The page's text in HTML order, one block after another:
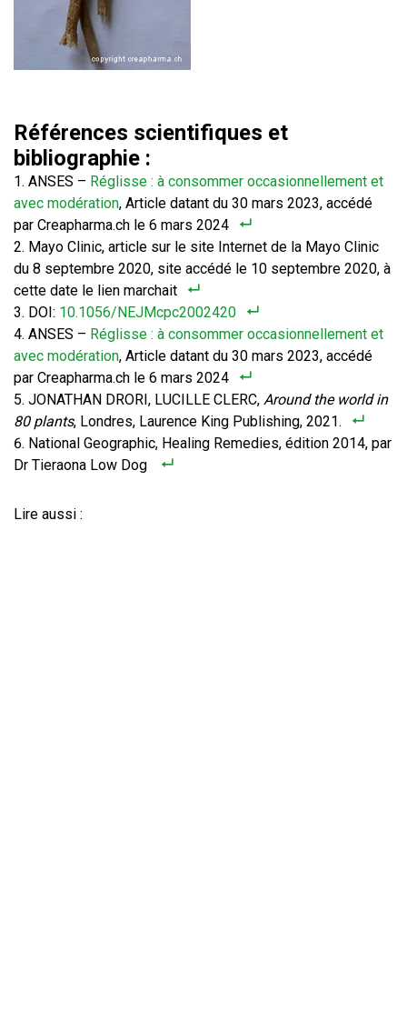
Références scientifiques et
bibliographie :
ANSES – Réglisse : à consommer occasionnellement et
avec modération, Article datant du 30 mars 2023, accédé
par Creapharma.ch le 6 mars 2024
Mayo Clinic, article sur le site Internet de la Mayo Clinic
du 8 septembre 2020, site accédé le 10 septembre 2020, à
cette date le lien marchait
DOI: 10.1056/NEJMcpc2002420
ANSES – Réglisse : à consommer occasionnellement et
avec modération, Article datant du 30 mars 2023, accédé
par Creapharma.ch le 6 mars 2024
JONATHAN DRORI, LUCILLE CLERC, Around the world in
80 plants, Londres, Laurence King Publishing, 2021.
National Geographic, Healing Remedies, édition 2014, par
Dr Tieraona Low Dog
Lire aussi :